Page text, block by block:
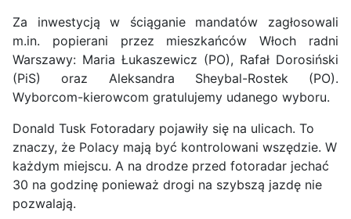
Za inwestycją w ściąganie mandatów zagłosowali
m.in. popierani przez mieszkańców Włoch radni
Warszawy: Maria Łukaszewicz (PO), Rafał Dorosiński
(PiS) oraz Aleksandra Sheybal-Rostek (PO).
Wyborcom-kierowcom gratulujemy udanego wyboru.
Donald Tusk Fotoradary pojawiły się na ulicach. To
znaczy, że Polacy mają być kontrolowani wszędzie. W
każdym miejscu. A na drodze przed fotoradar jechać
30 na godzinę ponieważ drogi na szybszą jazdę nie
pozwalają.